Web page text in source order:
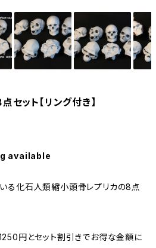
セット【リング付き】
available
る化石人類縮小頭骨レプリカの8点
円とセット割引きでお得な金額に